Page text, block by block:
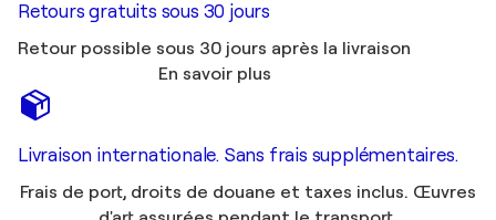
Retours gratuits sous 30 jours
Retour possible sous 30 jours après la livraison
En savoir plus
Livraison internationale. Sans frais supplémentaires.
Frais de port, droits de douane et taxes inclus. Œuvres